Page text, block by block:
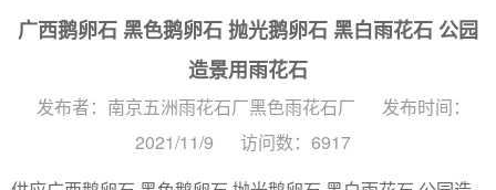
广西鹅卵石 黑色鹅卵石 抛光鹅卵石 黑白雨花石 公园
造景用雨花石
发布者：南京五洲雨花石厂黑色雨花石厂
发布时间：
2021/11/9
访问数：6917